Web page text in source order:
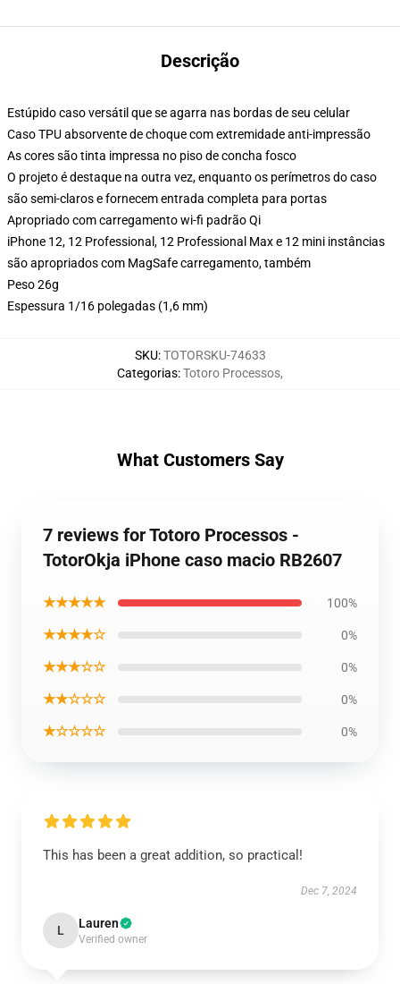
Descrição
Estúpido caso versátil que se agarra nas bordas de seu celular
Caso TPU absorvente de choque com extremidade anti-impressão
As cores são tinta impressa no piso de concha fosco
O projeto é destaque na outra vez, enquanto os perímetros do caso
são semi-claros e fornecem entrada completa para portas
Apropriado com carregamento wi-fi padrão Qi
iPhone 12, 12 Professional, 12 Professional Max e 12 mini instâncias
são apropriados com MagSafe carregamento, também
Peso 26g
Espessura 1/16 polegadas (1,6 mm)
SKU:TOTORSKU-74633
Categorias:Totoro Processos,
What Customers Say
7 reviews for Totoro Processos -
TotorOkja iPhone caso macio RB2607
★★★★★ 100%
★★★★☆ 0%
★★★☆☆ 0%
★★☆☆☆ 0%
★☆☆☆☆ 0%
This has been a great addition, so practical!
Dec 7, 2024
L Lauren
Verified owner